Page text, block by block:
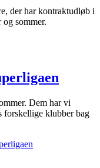
der har kontraktudløb i
sommer.
Dem har vi
forskellige klubber bag